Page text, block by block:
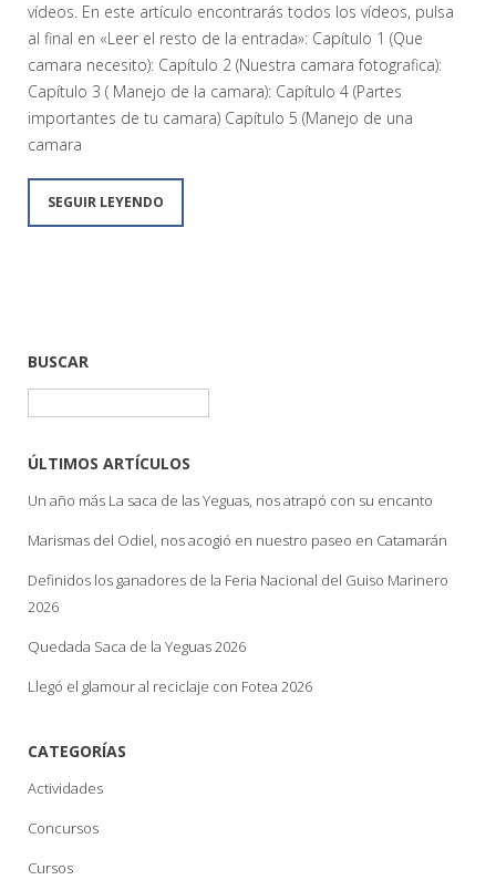
vídeos. En este artículo encontrarás todos los vídeos, pulsa
al final en «Leer el resto de la entrada»: Capítulo 1 (Que
camara necesito): Capítulo 2 (Nuestra camara fotografica):
Capítulo 3 ( Manejo de la camara): Capítulo 4 (Partes
importantes de tu camara) Capítulo 5 (Manejo de una
camara
SEGUIR LEYENDO
BUSCAR
ÚLTIMOS ARTÍCULOS
Un año más La saca de las Yeguas, nos atrapó con su encanto
Marismas del Odiel, nos acogió en nuestro paseo en Catamarán
Definidos los ganadores de la Feria Nacional del Guiso Marinero
2026
Quedada Saca de la Yeguas 2026
Llegó el glamour al reciclaje con Fotea 2026
CATEGORÍAS
Actividades
Concursos
Cursos